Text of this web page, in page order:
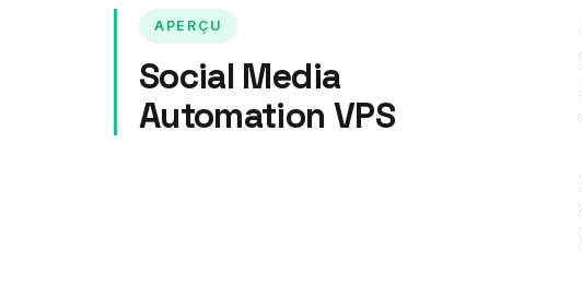
APERÇU
Social Media
Automation VPS